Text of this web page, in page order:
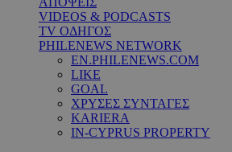
VIDEOS & PODCASTS
TV ΟΔΗΓΟΣ
PHILENEWS NETWORK
EN.PHILENEWS.COM
LIKE
GOAL
ΧΡΥΣΕΣ ΣΥΝΤΑΓΕΣ
KARIERA
IN-CYPRUS PROPERTY